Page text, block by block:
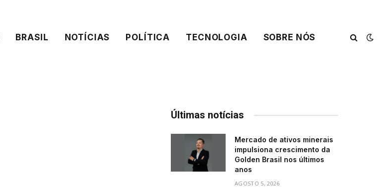
BRASIL NOTÍCIAS POLÍTICA TECNOLOGIA SOBRE NÓS
Últimas notícias
Mercado de ativos minerais
impulsiona crescimento da
Golden Brasil nos últimos
anos
AGOSTO 5, 2026